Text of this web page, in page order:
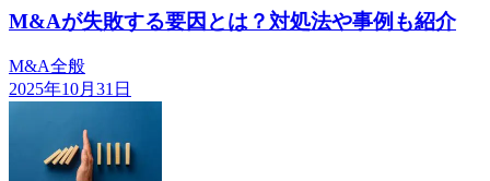
M&Aが失敗する要因とは？対処法や事例も紹介
M&A全般
2025年10月31日